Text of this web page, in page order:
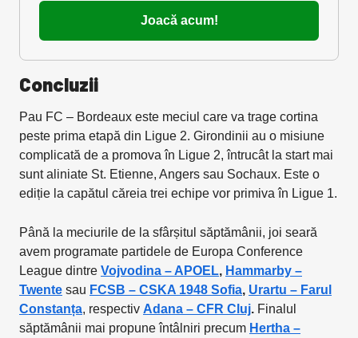
Joacă acum!
Concluzii
Pau FC – Bordeaux este meciul care va trage cortina
peste prima etapă din Ligue 2. Girondinii au o misiune
complicată de a promova în Ligue 2, întrucât la start mai
sunt aliniate St. Etienne, Angers sau Sochaux. Este o
ediție la capătul căreia trei echipe vor primiva în Ligue 1.
Până la meciurile de la sfârșitul săptămânii, joi seară
avem programate partidele de Europa Conference
League dintre Vojvodina – APOEL, Hammarby –
Twente sau FCSB – CSKA 1948 Sofia, Urartu – Farul
Constanța, respectiv Adana – CFR Cluj. Finalul
săptămânii mai propune întâlniri precum Hertha –